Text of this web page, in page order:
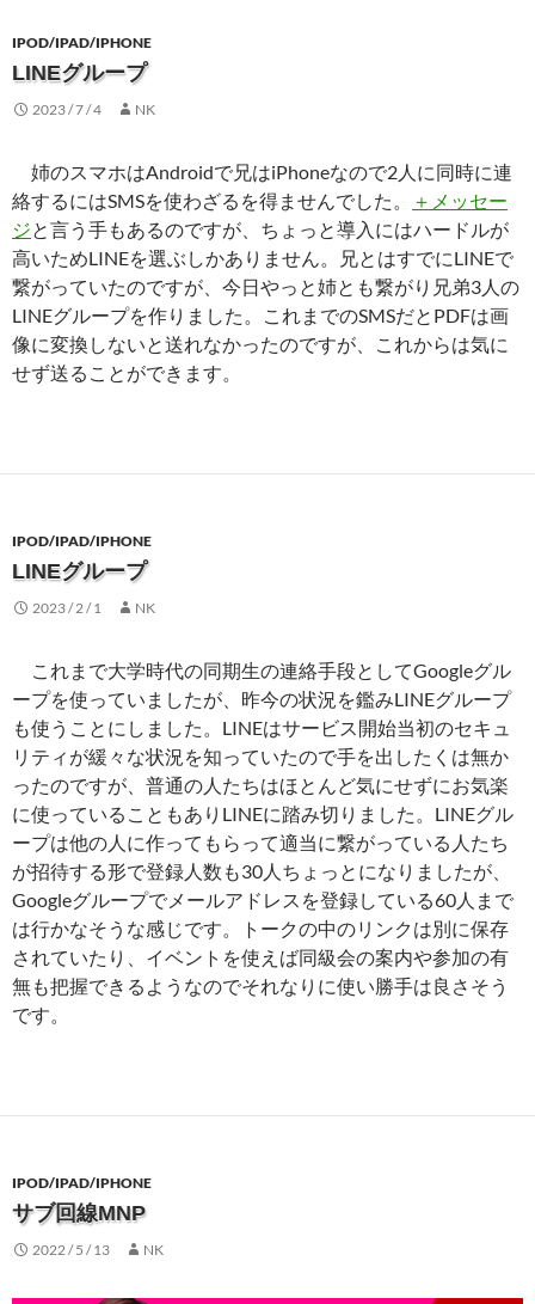
IPOD/IPAD/IPHONE
LINEグループ
2023 / 7 / 4 NK
姉のスマホはAndroidで兄はiPhoneなので2人に同時に連
絡するにはSMSを使わざるを得ませんでした。
＋メッセー
ジと言う手もあるのですが、ちょっと導入にはハードルが
高いためLINEを選ぶしかありません。兄とはすでにLINEで
繋がっていたのですが、今日やっと姉とも繋がり兄弟3人の
LINEグループを作りました。これまでのSMSだとPDFは画
像に変換しないと送れなかったのですが、これからは気に
せず送ることができます。
IPOD/IPAD/IPHONE
LINEグループ
2023 / 2 / 1 NK
これまで大学時代の同期生の連絡手段としてGoogleグル
ープを使っていましたが、昨今の状況を鑑みLINEグループ
も使うことにしました。LINEはサービス開始当初のセキュ
リティが緩々な状況を知っていたので手を出したくは無か
ったのですが、普通の人たちはほとんど気にせずにお気楽
に使っていることもありLINEに踏み切りました。LINEグル
ープは他の人に作ってもらって適当に繋がっている人たち
が招待する形で登録人数も30人ちょっとになりましたが、
Googleグループでメールアドレスを登録している60人まで
は行かなそうな感じです。トークの中のリンクは別に保存
されていたり、イベントを使えば同級会の案内や参加の有
無も把握できるようなのでそれなりに使い勝手は良さそう
です。
IPOD/IPAD/IPHONE
サブ回線MNP
2022 / 5 / 13 NK